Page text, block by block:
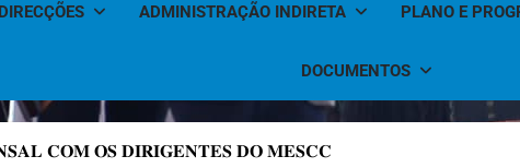
DIRECÇÕES ADMINISTRAÇÃO INDIRETA PLANO E
DOCUMENTOS
𝐂𝐎𝐌 𝐎𝐒 𝐃𝐈𝐑𝐈𝐆𝐄𝐍𝐓𝐄𝐒 𝐃𝐎 𝐌𝐄𝐒𝐂𝐂